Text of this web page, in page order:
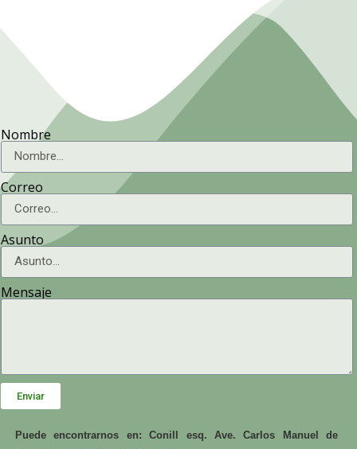
Nombre
Correo
Asunto
Mensaje
Enviar
Puede encontrarnos en: Conill esq. Ave. Carlos Manuel de